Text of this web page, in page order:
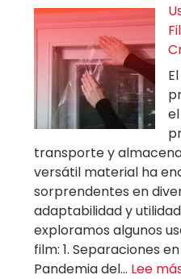
transporte y
versátil material ha
sorprendentes en
adaptabilidad y
exploramos algunos
film: 1. Separaciones
Pandemia del… Lee